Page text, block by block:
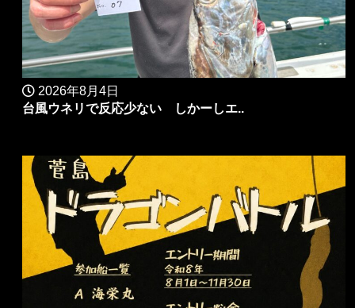
2026年8月4日
台風ウネリで反応少ない しかーしエ..